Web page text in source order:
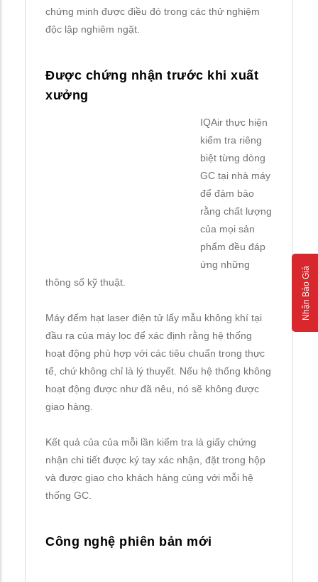
chứng minh được điều đó trong các thử nghiệm
độc lập nghiêm ngặt.
Được chứng nhận trước khi xuất
xưởng
IQAir thực hiện
kiểm tra riêng
biệt từng dòng
GC tại nhà máy
để đảm bảo
rằng chất lượng
của mọi sản
phẩm đều đáp
ứng những
thông số kỹ thuật.
Máy đếm hạt laser điện tử lấy mẫu không khí tại
đầu ra của máy lọc để xác định rằng hệ thống
hoạt động phù hợp với các tiêu chuẩn trong thực
tế, chứ không chỉ là lý thuyết. Nếu hệ thống không
hoạt động được như đã nêu, nó sẽ không được
giao hàng.
Kết quả của của mỗi lần kiểm tra là giấy chứng
nhận chi tiết được ký tay xác nhận, đặt trong hộp
và được giao cho khách hàng cùng với mỗi hệ
thống GC.
Công nghệ phiên bản mới
Nhận Báo Giá